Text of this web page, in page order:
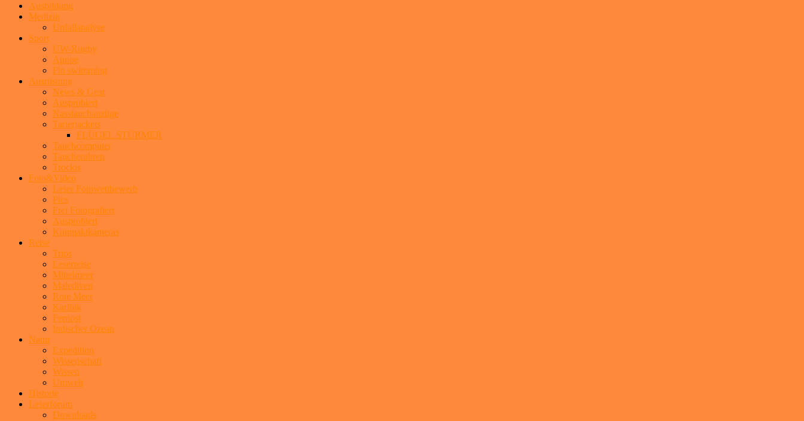
Ausbildung
Medizin
Unfallanalyse
Sport
UW-Rugby
Apnoe
Fin swimming
Ausrüstung
News & Gear
Ausprobiert
Nasstauchanzüge
Tarierjackets
FLÜGEL STÜRMER
Tauchcomputer
Taucheruhren
Trockis
Foto&Video
Leser Fotowettbewerb
Pics
Frei Fotografiert
Ausprobiert
Kompaktkameras
Reise
Trips
Leserreise
Mittelmeer
Malediven
Rote Meer
Karibik
Fernost
Indischer Ozean
Natur
Expedition
Wissenschaft
Wissen
Umwelt
Historie
Leserforum
Downloads